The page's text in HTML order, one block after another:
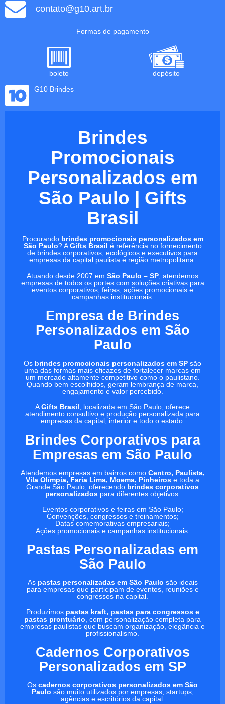
contato@g10.art.br
Formas de pagamento
boleto
depósito
G10 Brindes
Brindes
Promocionais
Personalizados em
São Paulo | Gifts
Brasil
Procurando brindes promocionais personalizados em
São Paulo? AGifts Brasil é referência no fornecimento
de brindes corporativos, ecológicos e executivos para
empresas da capital paulista e região metropolitana.
Atuando desde 2007 em São Paulo – SP, atendemos
empresas de todos os portes com soluções criativas para
eventos corporativos, feiras, ações promocionais e
campanhas institucionais.
Empresa de Brindes
Personalizados em São
Paulo
Os brindes promocionais personalizados em SP são
uma das formas mais eficazes de fortalecer marcas em
um mercado altamente competitivo como o paulistano.
Quando bem escolhidos, geram lembrança de marca,
engajamento e valor percebido.
AGifts Brasil, localizada em São Paulo, oferece
atendimento consultivo e produção personalizada para
empresas da capital, interior e todo o estado.
Brindes Corporativos para
Empresas em São Paulo
Atendemos empresas em bairros como Centro, Paulista,
Vila Olímpia, Faria Lima, Moema, Pinheiros e toda a
Grande São Paulo, oferecendo brindes corporativos
personalizadospara diferentes objetivos:
Eventos corporativos e feiras em São Paulo;
Convenções, congressos e treinamentos;
Datas comemorativas empresariais;
Ações promocionais e campanhas institucionais.
Pastas Personalizadas em
São Paulo
As pastas personalizadas em São Paulo são ideais
para empresas que participam de eventos, reuniões e
congressos na capital.
Produzimos pastas kraft, pastas para congressos e
pastas prontuário, com personalização completa para
empresas paulistas que buscam organização, elegância e
profissionalismo.
Cadernos Corporativos
Personalizados em SP
Os cadernos corporativos personalizados em São
Paulo são muito utilizados por empresas, startups,
agências e escritórios da capital.